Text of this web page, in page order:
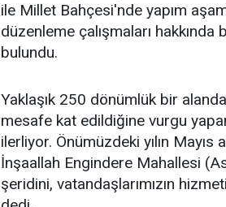
ile Millet Bahçesi'nde yapım
düzenleme çalışmaları
bulundu.
Yaklaşık 250 dönümlük bir
mesafe kat edildiğine vurgu
ilerliyor. Önümüzdeki yılın Mayıs
İnşaallah Engindere Mahallesi
şeridini, vatandaşlarımızın